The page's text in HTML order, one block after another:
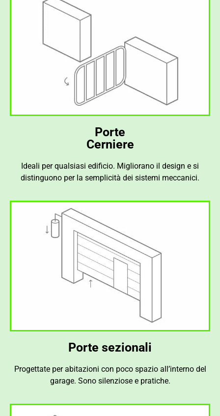
Porte
Cerniere
Ideali per qualsiasi edificio. Migliorano il design e si
distinguono per la semplicità dei sistemi meccanici.
Porte sezionali
Progettate per abitazioni con poco spazio all’interno del
garage. Sono silenziose e pratiche.